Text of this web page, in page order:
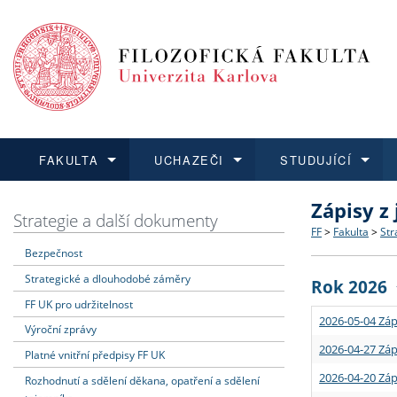
FAKULTA
Dozvědět se více
Struktura
Strategie
Podpora
UCHAZEČI
Podat přihlášku
Co
Učitelské
STUDUJÍCÍ
Dozvědět se více
Rigorózní
Dozvědět se více
O vědě a
Granty a
Dozvědět se více
Aktuální
Strategie a další dokumenty
Bezpečnost
Strategické a dlouhodobé záměry
FF UK pro udržitelnost
Výroční zprávy
Platné vnitřní předpisy FF UK
Rozhodnutí a sdělení děkana, opatření a sdělení
Zápisy
FF > Fakulta >
Rok 2026
2026-05-04
2026-04-27
2026-04-20